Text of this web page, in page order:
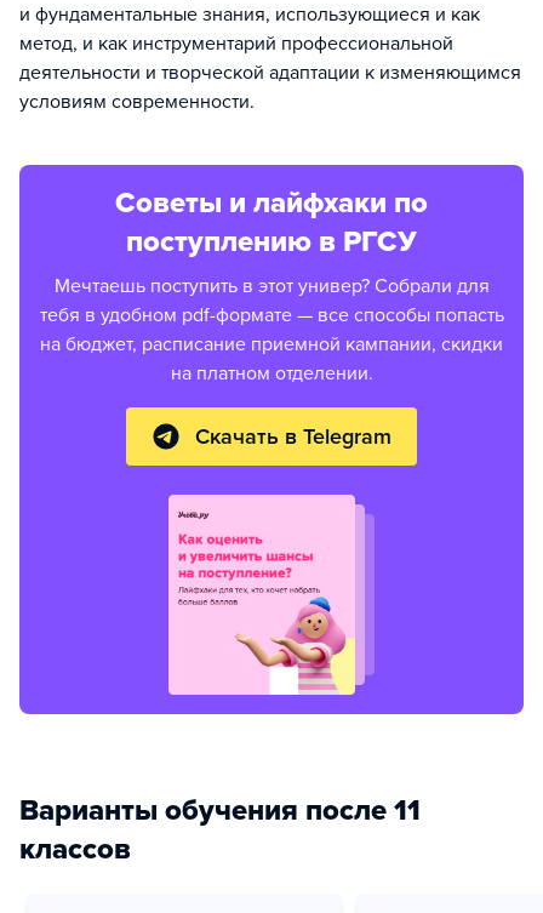
и фундаментальные знания, использующиеся и как
метод, и как инструментарий профессиональной
деятельности и творческой адаптации к изменяющимся
условиям современности.
Советы и лайфхаки по
поступлению в РГСУ
Мечтаешь поступить в этот универ? Собрали для
тебя в удобном pdf-формате — все способы попасть
на бюджет, расписание приемной кампании, скидки
на платном отделении.
Скачать в Telegram
Варианты обучения после 11
классов